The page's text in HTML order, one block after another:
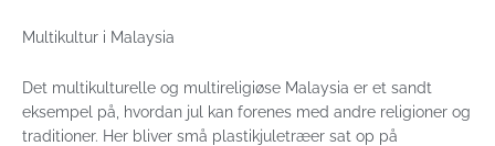
Multikultur i Malaysia
Det multikulturelle og multireligiøse Malaysia er et sandt
eksempel på, hvordan jul kan forenes med andre religioner og
traditioner. Her bliver små plastikjuletræer sat op på